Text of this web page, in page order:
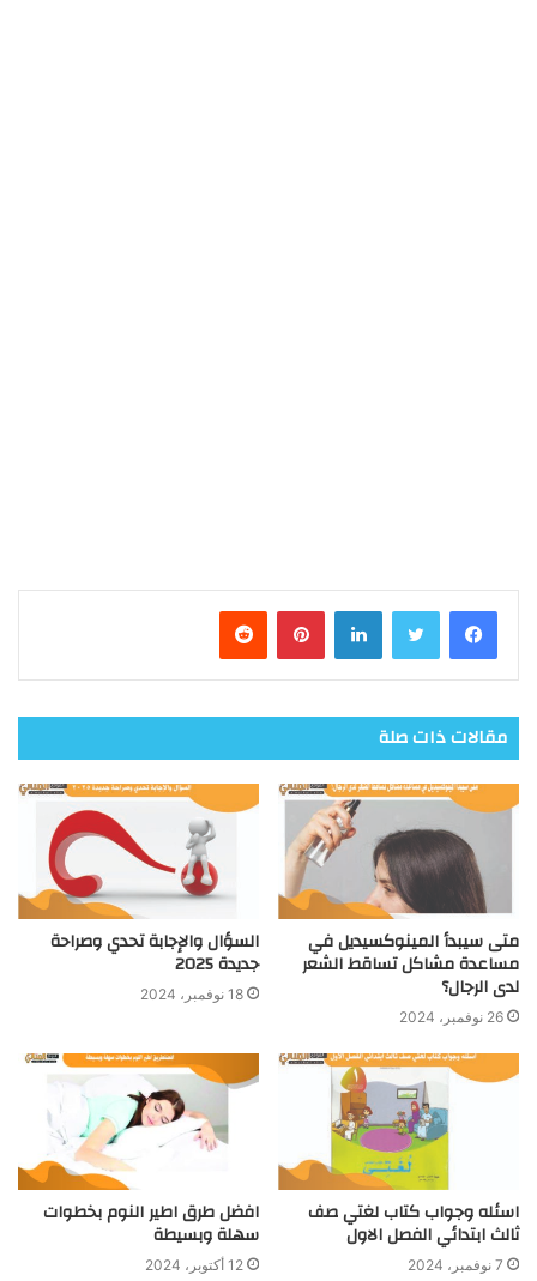
فيسبوك تويتر لينكدإن بينتيريست
مقالات ذات صلة
متى سيبدأ المينوكسيديل في
مساعدة مشاكل تساقط الشعر
لدى الرجال؟
26 نوفمبر، 2024
السؤال والإجابة تحدي وصراحة
جديدة 2025
18 نوفمبر، 2024
اسئله وجواب كتاب لغتي صف
ثالث ابتدائي الفصل الاول
7 نوفمبر، 2024
افضل طرق اطير النوم بخطوات
سهلة وبسيطة
12 أكتوبر، 2024